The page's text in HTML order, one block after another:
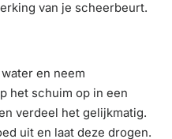
van je scheerbeurt.
en neem
het schuim op in een
verdeel het gelijkmatig.
uit en laat deze drogen.